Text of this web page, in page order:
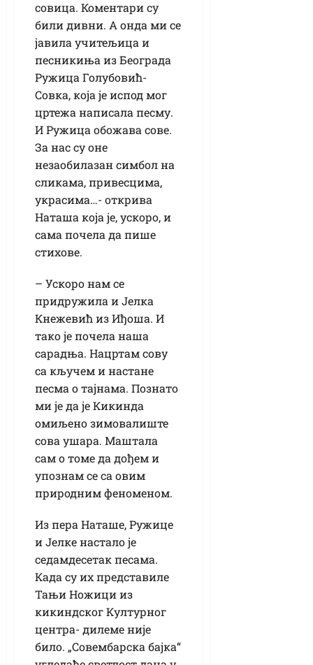
совица. Коментари су
били дивни. А онда ми се
јавила учитељица и
песникиња из Београда
Ружица Голубовић-
Совка, која је испод мог
цртежа написала песму.
И Ружица обожава сове.
За нас су оне
незаобилазан симбол на
сликама, привесцима,
украсима…- открива
Наташа која је, ускоро, и
сама почела да пише
стихове.
– Ускоро нам се
придружила и Јелка
Кнежевић из Иђоша. И
тако је почела наша
сарадња. Нацртам сову
са кључем и настане
песма о тајнама. Познато
ми је да је Кикинда
омиљено зимовалиште
сова ушара. Маштала
сам о томе да дођем и
упознам се са овим
природним феноменом.
Из пера Наташе, Ружице
и Јелке настало је
седамдесетак песама.
Када су их представиле
Тањи Ножици из
кикиндског Културног
центра- дилеме није
било. „Совембарска бајка“